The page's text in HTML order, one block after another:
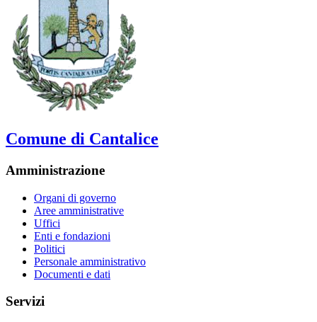
Comune di Cantalice
Amministrazione
Organi di governo
Aree amministrative
Uffici
Enti e fondazioni
Politici
Personale amministrativo
Documenti e dati
Servizi